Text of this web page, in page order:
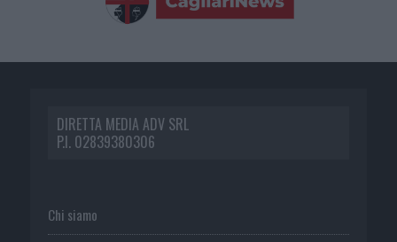
DIRETTA MEDIA ADV SRL
P.I. 02839380306
Chi siamo